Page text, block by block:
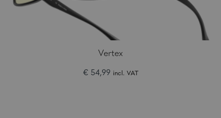
Vertex
€ 54,99 incl. VAT